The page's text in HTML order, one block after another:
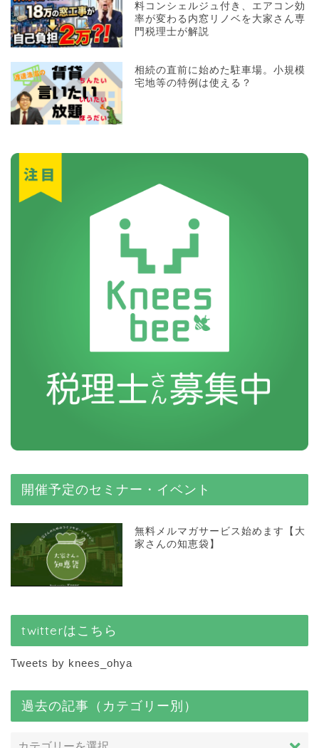
料コンシェルジュ付き、エアコン効
率が変わる内窓リノベを大家さん専
門税理士が解説
相続の直前に始めた駐車場。小規模
宅地等の特例は使える？
開催予定のセミナー・イベント
無料メルマガサービス始めます【大
家さんの知恵袋】
twitterはこちら
Tweets by knees_ohya
過去の記事（カテゴリー別）